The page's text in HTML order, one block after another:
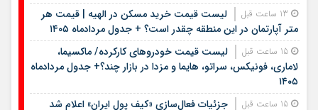
لیست قیمت خرید مسکن در الهیه | قیمت هر
متر آپارتمان در این منطقه چقدر است؟ + جدول مردادماه ۱۴۰۵
لیست قیمت خودروهای کارکرده/ ماکسیما،
لاماری، فونیکس، سراتو، هایما و مزدا در بازار چند؟+ جدول مردادماه
۱۴۰۵
جزئیات فعال‌سازی «کیف پول ایران» اعلام شد